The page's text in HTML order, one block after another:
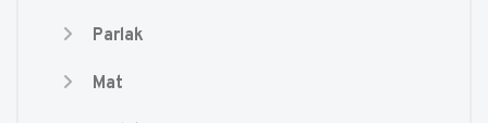
Parlak
Mat